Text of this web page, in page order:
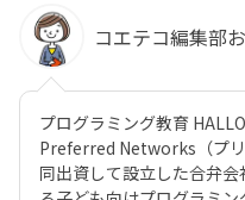
コエテコ編集部
プログラミング教育
Preferred Networks（プ
同出資して設立した合弁